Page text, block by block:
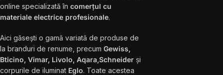
online specializată în comerțul cu
materiale electrice profesionale.
Aici găsești o gamă variată de produse de
la branduri de renume, precum Gewiss,
Bticino, Vimar, Livolo, Aqara,Schneider și
corpurile de iluminat Eglo. Toate acestea